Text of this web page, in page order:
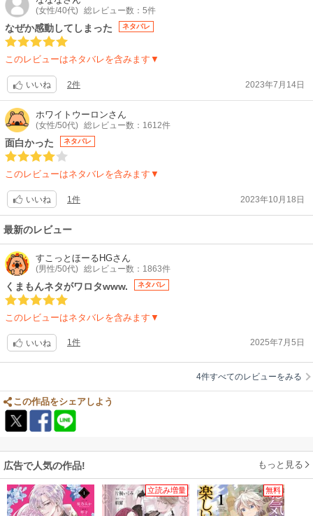
(女性/40代) 総レビュー数：5件
なぜか感動してしまった ネタバレ
このレビューはネタバレを含みます▼
いいね 2件 2023年7月14日
ホワイトウーロンさん
(女性/50代) 総レビュー数：1612件
面白かった ネタバレ
このレビューはネタバレを含みます▼
いいね 1件 2023年10月18日
最新のレビュー
すこっとほーるHGさん
(男性/50代) 総レビュー数：1863件
くまもんネタがワロタwww. ネタバレ
このレビューはネタバレを含みます▼
いいね 1件 2025年7月5日
4件すべてのレビューをみる
この作品をシェアしよう
広告で人気の作品! もっと見る
立読み増量 無料